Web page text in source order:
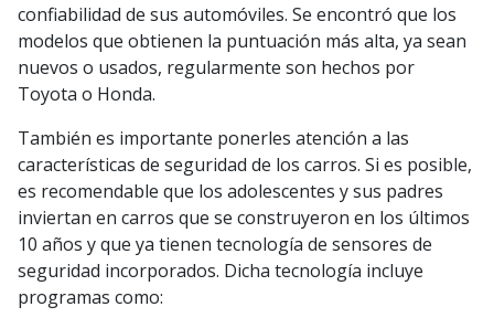
confiabilidad de sus automóviles. Se encontró que los
modelos que obtienen la puntuación más alta, ya sean
nuevos o usados, regularmente son hechos por
Toyota o Honda.
También es importante ponerles atención a las
características de seguridad de los carros. Si es posible,
es recomendable que los adolescentes y sus padres
inviertan en carros que se construyeron en los últimos
10 años y que ya tienen tecnología de sensores de
seguridad incorporados. Dicha tecnología incluye
programas como: